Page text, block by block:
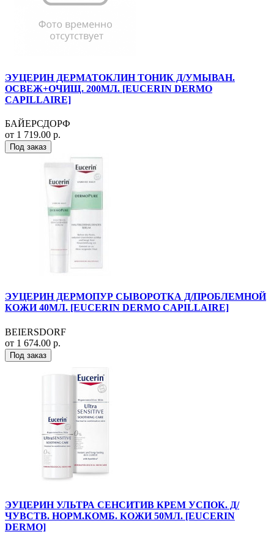
ЭУЦЕРИН ДЕРМАТОКЛИН ТОНИК Д/УМЫВАН.
ОСВЕЖ+ОЧИЩ. 200МЛ. [EUCERIN DERMO
CAPILLAIRE]
БАЙЕРСДОРФ
от 1 719.00 р.
Под заказ
ЭУЦЕРИН ДЕРМОПУР СЫВОРОТКА Д/ПРОБЛЕМНОЙ
КОЖИ 40МЛ. [EUCERIN DERMO CAPILLAIRE]
BEIERSDORF
от 1 674.00 р.
Под заказ
ЭУЦЕРИН УЛЬТРА СЕНСИТИВ КРЕМ УСПОК. Д/
ЧУВСТВ. НОРМ.КОМБ. КОЖИ 50МЛ. [EUCERIN
DERMO]